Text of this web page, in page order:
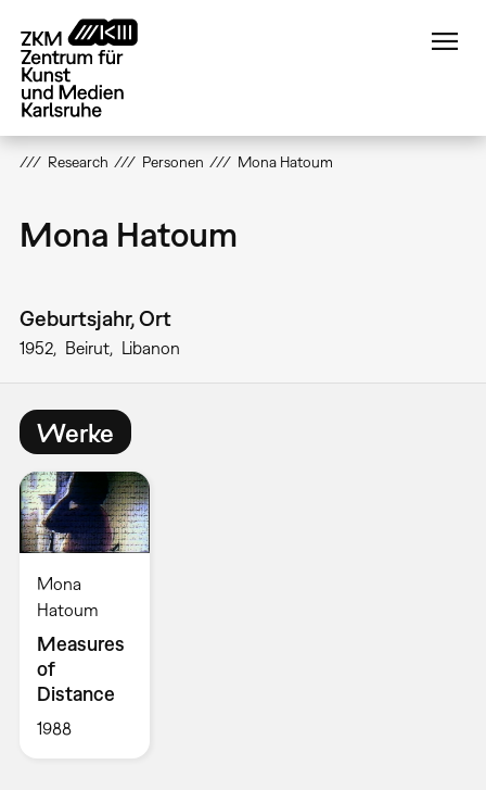
zum
Inhalt
Research Personen Mona Hatoum
Mona Hatoum
Geburtsjahr, Ort
1952 Beirut Libanon
Werke
Mona
Hatoum
Measures
of
Distance
1988